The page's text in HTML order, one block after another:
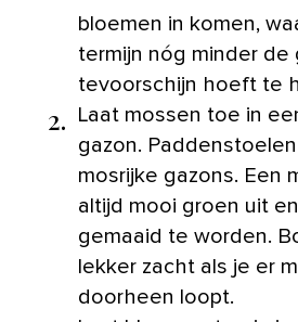
bloemen in komen,
termijn nóg minder de
tevoorschijn hoeft te
2.
Laat mossen toe in
gazon.
mosrijke gazons. Een
altijd mooi groen uit
gemaaid te worden.
lekker zacht als je er
doorheen loopt.